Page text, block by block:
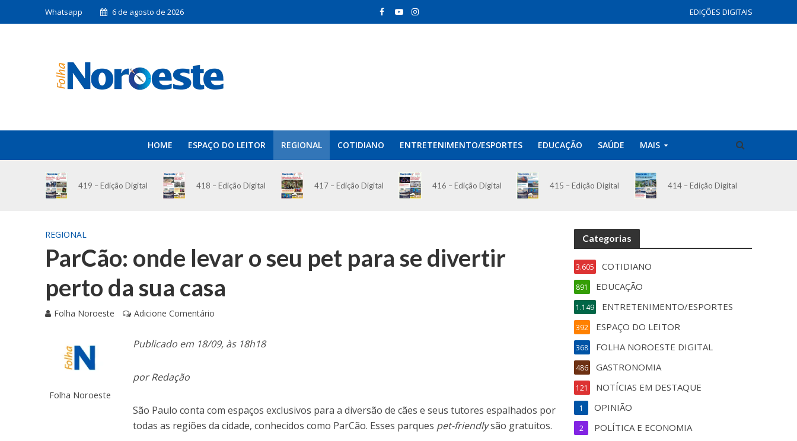
Whatsapp 6 de agosto de 2026 EDIÇÕES DIGITAIS
HOME ESPAÇO DO LEITOR REGIONAL COTIDIANO ENTRETENIMENTO/ESPORTES EDUCAÇÃO SAÚDE MAIS
419 – Edição Digital 418 – Edição Digital 417 – Edição Digital 416 – Edição Digital 415 – Edição Digital 414 – Edição Digital
REGIONAL
ParCão: onde levar o seu pet para se divertir
perto da sua casa
Folha Noroeste Adicione Comentário
Folha Noroeste
Publicado em 18/09, às 18h18
por Redação
São Paulo conta com espaços exclusivos para a diversão de cães e seus tutores espalhados por
todas as regiões da cidade, conhecidos como ParCão. Esses parques pet-friendlysão gratuitos.
Categorias
COTIDIANO
3.605
EDUCAÇÃO
891
ENTRETENIMENTO/ESPORTES
1.149
ESPAÇO DO LEITOR
392
FOLHA NOROESTE DIGITAL
368
GASTRONOMIA
486
NOTÍCIAS EM DESTAQUE
121
OPINIÃO
1
POLÍTICA E ECONOMIA
2